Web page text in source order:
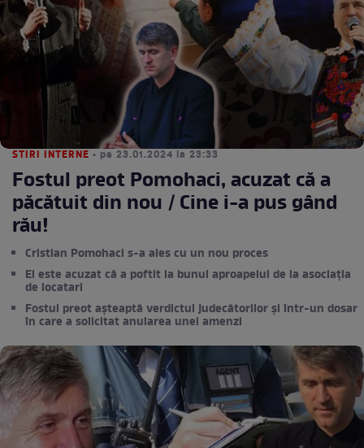
STIRI INTERNE • pe 23.01.2024 la 23:33
Fostul preot Pomohaci, acuzat că a
păcătuit din nou / Cine i-a pus gând
rău!
Cristian Pomohaci s-a ales cu un nou proces
El este acuzat că a poftit la bunul aproapelui de la asociația
de locatari
Fostul preot așteaptă verdictul judecătorilor și într-un dosar
în care a solicitat anularea unei amenzi